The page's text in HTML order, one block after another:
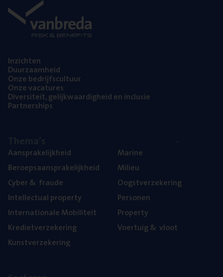
Inzich­ten
Duur­zaam­heid
Onze bedrijfs­cul­tuur
Onze vaca­tu­res
Diver­si­teit, gelijk­waar­dig­heid en inclusie
Part­ner­ships
Aan­spra­ke­lijk­heid
Beroeps­aan­spra­ke­lijk­heid
Cyber& fraude
Intel­lec­tu­al property
Inter­na­ti­o­na­le Mobiliteit
Kre­diet­ver­ze­ke­ring
Kunst­ver­ze­ke­ring
Mari­ne
Mili­eu
Oogst­ver­ze­ke­ring
Per­so­nen
Pro­per­ty
Voer­tuig& vloot